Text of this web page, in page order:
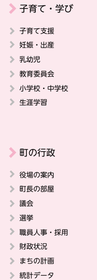
子育て・学び
子育て支援
妊娠・出産
乳幼児
教育委員会
小学校・中学校
生涯学習
町の行政
役場の案内
町長の部屋
議会
選挙
職員人事・採用
財政状況
まちの計画
統計データ